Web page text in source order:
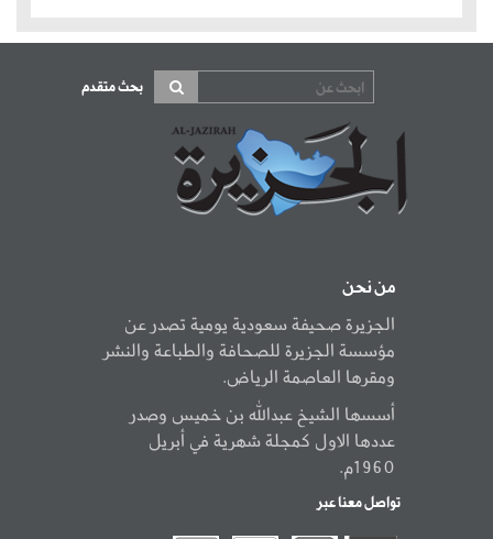
بحث متقدم
من نحن
الجزيرة صحيفة سعودية يومية تصدر عن
مؤسسة الجزيرة للصحافة والطباعة والنشر
ومقرها العاصمة الرياض.
أسسها الشيخ عبدالله بن خميس وصدر
عددها الاول كمجلة شهرية في أبريل
1960م.
تواصل معنا عبر